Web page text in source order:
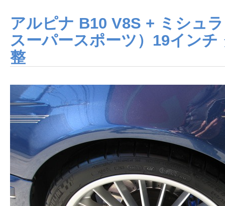
アルピナ B10 V8S + ミシュ
スーパースポーツ）19インチ
整